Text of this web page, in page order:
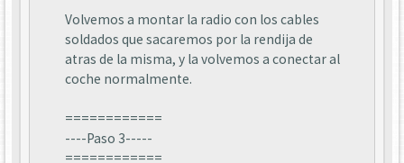
Volvemos a montar la radio con los cables
soldados que sacaremos por la rendija de
atras de la misma, y la volvemos a conectar al
coche normalmente.
============
----Paso 3-----
============